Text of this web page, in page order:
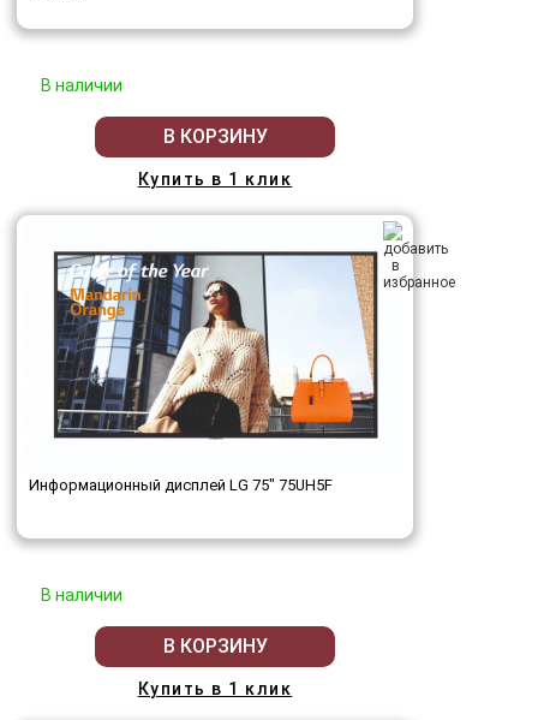
В наличии
В КОРЗИНУ
Купить в 1 клик
Информационный дисплей LG 75" 75UH5F
В наличии
В КОРЗИНУ
Купить в 1 клик